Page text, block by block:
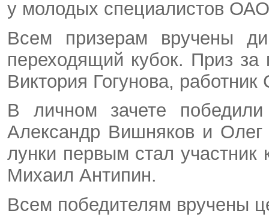
у молодых специалистов
Всем призерам вручены
переходящий кубок. Приз
Виктория Гогунова,
В личном зачете победили
Александр Вишняков и
лунки первым стал
Михаил Антипин.
Всем победителям вручены